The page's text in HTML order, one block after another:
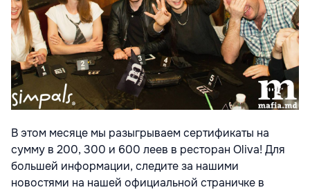
В этом месяце мы разыгрываем сертификаты на
сумму в 200, 300 и 600 леев в ресторан Oliva! Для
большей информации, следите за нашими
новостями на нашей официальной страничке в